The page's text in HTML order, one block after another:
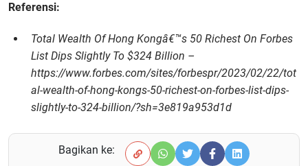
Referensi:
Total Wealth Of Hong Kongâ€™s 50 Richest On Forbes
List Dips Slightly To $324 Billion –
https://www.forbes.com/sites/forbespr/2023/02/22/tot
al-wealth-of-hong-kongs-50-richest-on-forbes-list-dips-
slightly-to-324-billion/?sh=3e819a953d1d
Bagikan ke: